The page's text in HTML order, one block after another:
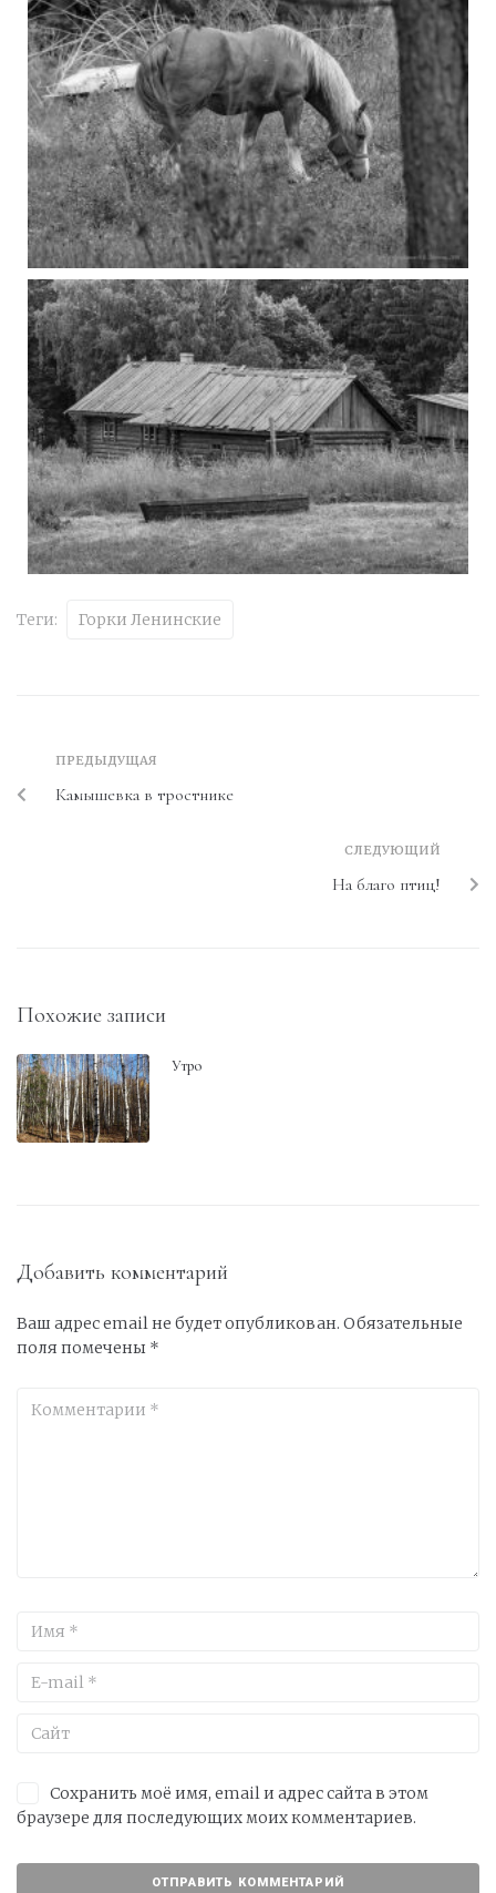
Теги: Горки Ленинские
ПРЕДЫДУЩАЯ
Камышевка в тростнике
СЛЕДУЮЩИЙ
На благо птиц!
Похожие записи
Утро
Добавить комментарий
Ваш адрес email не будет опубликован. Обязательные
поля помечены *
Сохранить моё имя, email и адрес сайта в этом
браузере для последующих моих комментариев.